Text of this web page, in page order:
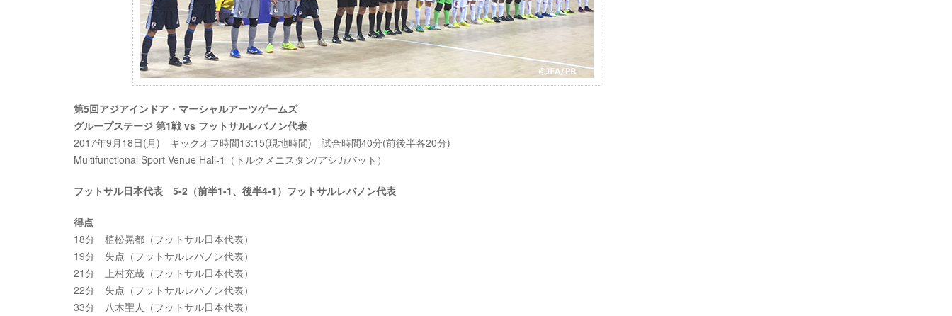
第5回アジアインドア・マーシャルアーツゲームズ
グループステージ 第1戦 vs フットサルレバノン代表
2017年9月18日(月) キックオフ時間13:15(現地時間) 試合時間40分(前後半各20分)
Multifunctional Sport Venue Hall-1（トルクメニスタン/アシガバット）
フットサル日本代表 5-2（前半1-1、後半4-1）フットサルレバノン代表
得点
18分 植松晃都（フットサル日本代表）
19分 失点（フットサルレバノン代表）
21分 上村充哉（フットサル日本代表）
22分 失点（フットサルレバノン代表）
33分 八木聖人（フットサル日本代表）